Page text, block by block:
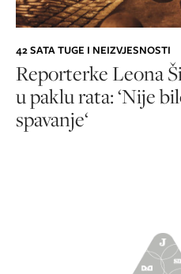
42 SATA TUGE I NEIZVJESNOSTI
Reporterke Leona
u paklu rata: ‘Nije
spavanje‘